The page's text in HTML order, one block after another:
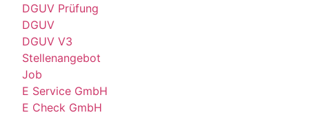
DGUV Prüfung
DGUV
DGUV V3
Stellenangebot
Job
E Service GmbH
E Check GmbH